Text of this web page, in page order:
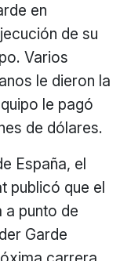
en
de su
Varios
le dieron la
le pagó
de dólares.
España, el
publicó que el
a punto de
Garde